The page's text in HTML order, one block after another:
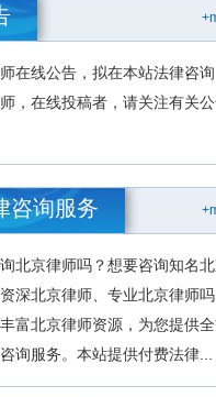
在线公告，拟在本站法律咨询
，在线投稿者，请关注有关
咨询服务
北京律师吗？想要咨询知名
深北京律师、专业北京律师吗
富北京律师资源，为您提供
询服务。本站提供付费法律...